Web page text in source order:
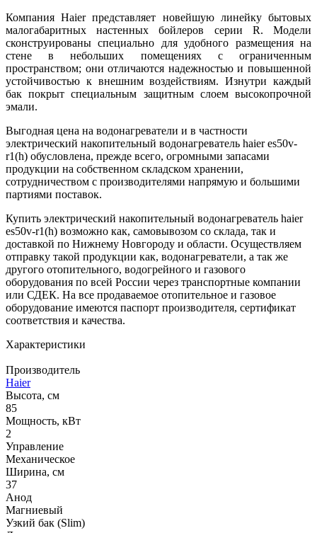
Компания Haier представляет новейшую линейку бытовых
малогабаритных настенных бойлеров серии R. Модели
сконструированы специально для удобного размещения на
стене в небольших помещениях с ограниченным
пространством; они отличаются надежностью и повышенной
устойчивостью к внешним воздействиям. Изнутри каждый
бак покрыт специальным защитным слоем высокопрочной
эмали.
Выгодная цена на водонагреватели и в частности
электрический накопительный водонагреватель haier es50v-
r1(h) обусловлена, прежде всего, огромными запасами
продукции на собственном складском хранении,
сотрудничеством с производителями напрямую и большими
партиями поставок.
Купить электрический накопительный водонагреватель haier
es50v-r1(h) возможно как, самовывозом со склада, так и
доставкой по Нижнему Новгороду и области. Осуществляем
отправку такой продукции как, водонагреватели, а так же
другого отопительного, водогрейного и газового
оборудования по всей России через транспортные компании
или СДЕК. На все продаваемое отопительное и газовое
оборудование имеются паспорт производителя, сертификат
соответствия и качества.
Характеристики
Производитель
Haier
Высота, см
85
Мощность, кВт
2
Управление
Механическое
Ширина, см
37
Анод
Магниевый
Узкий бак (Slim)